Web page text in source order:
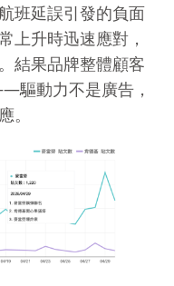
班延誤引發的負面
上升時迅速應對，
結果品牌整體顧客
驅動力不是廣告，
。